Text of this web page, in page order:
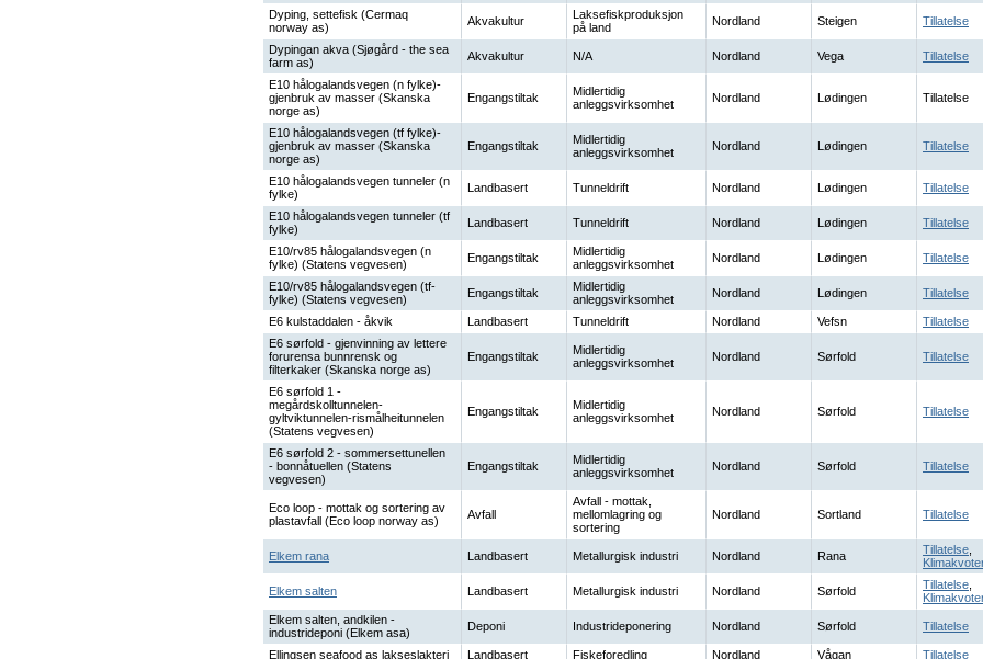
Dyping, settefisk (Cermaq
norway as)
Akvakultur
Laksefiskproduksjon
på land
Nordland Steigen Tillatelse
Dypingan akva (Sjøgård - the sea
farm as)
Akvakultur N/A Nordland Vega Tillatelse
E10 hålogalandsvegen (n fylke)-
gjenbruk av masser (Skanska
norge as)
Engangstiltak
Midlertidig
anleggsvirksomhet
Nordland Lødingen Tillatelse
E10 hålogalandsvegen (tf fylke)-
gjenbruk av masser (Skanska
norge as)
Engangstiltak
Midlertidig
anleggsvirksomhet
Nordland Lødingen Tillatelse
E10 hålogalandsvegen tunneler (n
fylke)
Landbasert Tunneldrift Nordland Lødingen Tillatelse
E10 hålogalandsvegen tunneler (tf
fylke)
Landbasert Tunneldrift Nordland Lødingen Tillatelse
E10/rv85 hålogalandsvegen (n
fylke) (Statens vegvesen)
Engangstiltak
Midlertidig
anleggsvirksomhet
Nordland Lødingen Tillatelse
E10/rv85 hålogalandsvegen (tf-
fylke) (Statens vegvesen)
Engangstiltak
Midlertidig
anleggsvirksomhet
Nordland Lødingen Tillatelse
E6 kulstaddalen - åkvik Landbasert Tunneldrift Nordland Vefsn
Tillatelse
E6 sørfold - gjenvinning av lettere
forurensa bunnrensk og
filterkaker (Skanska norge as)
Engangstiltak
Midlertidig
anleggsvirksomhet
Nordland Sørfold Tillatelse
E6 sørfold 1 -
megårdskolltunnelen-
gyltviktunnelen-rismålheitunnelen
(Statens vegvesen)
Engangstiltak
Midlertidig
anleggsvirksomhet
Nordland Sørfold Tillatelse
E6 sørfold 2 - sommersettunellen
- bonnåtuellen (Statens
vegvesen)
Engangstiltak
Midlertidig
anleggsvirksomhet
Nordland Sørfold Tillatelse
Eco loop - mottak og sortering av
plastavfall (Eco loop norway as)
Avfall
Avfall - mottak,
mellomlagring og
sortering
Nordland Sortland Tillatelse
Elkem rana Landbasert Metallurgisk industri Nordland Rana Tillatelse
Elkem salten Landbasert Metallurgisk industri Nordland Sørfold Tillatelse
Elkem salten, andkilen -
industrideponi (Elkem asa)
Deponi Industrideponering Nordland Sørfold Tillatelse
Ellingsen seafood as lakseslakteri Landbasert Fiskeforedling Nordland Vågan
Tillatelse